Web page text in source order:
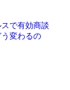
スで有効商談
変わるの